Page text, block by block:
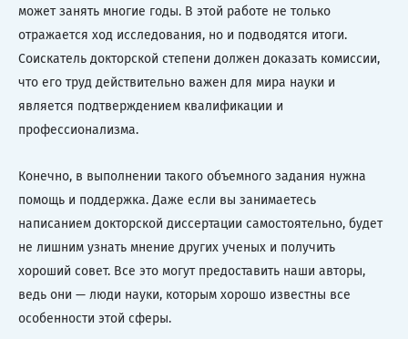
может занять многие годы. В этой работе не только
отражается ход исследования, но и подводятся итоги.
Соискатель докторской степени должен доказать комиссии,
что его труд действительно важен для мира науки и
является подтверждением квалификации и
профессионализма.
Конечно, в выполнении такого объемного задания нужна
помощь и поддержка. Даже если вы занимаетесь
написанием докторской диссертации самостоятельно, будет
не лишним узнать мнение других ученых и получить
хороший совет. Все это могут предоставить наши авторы,
ведь они — люди науки, которым хорошо известны все
особенности этой сферы.